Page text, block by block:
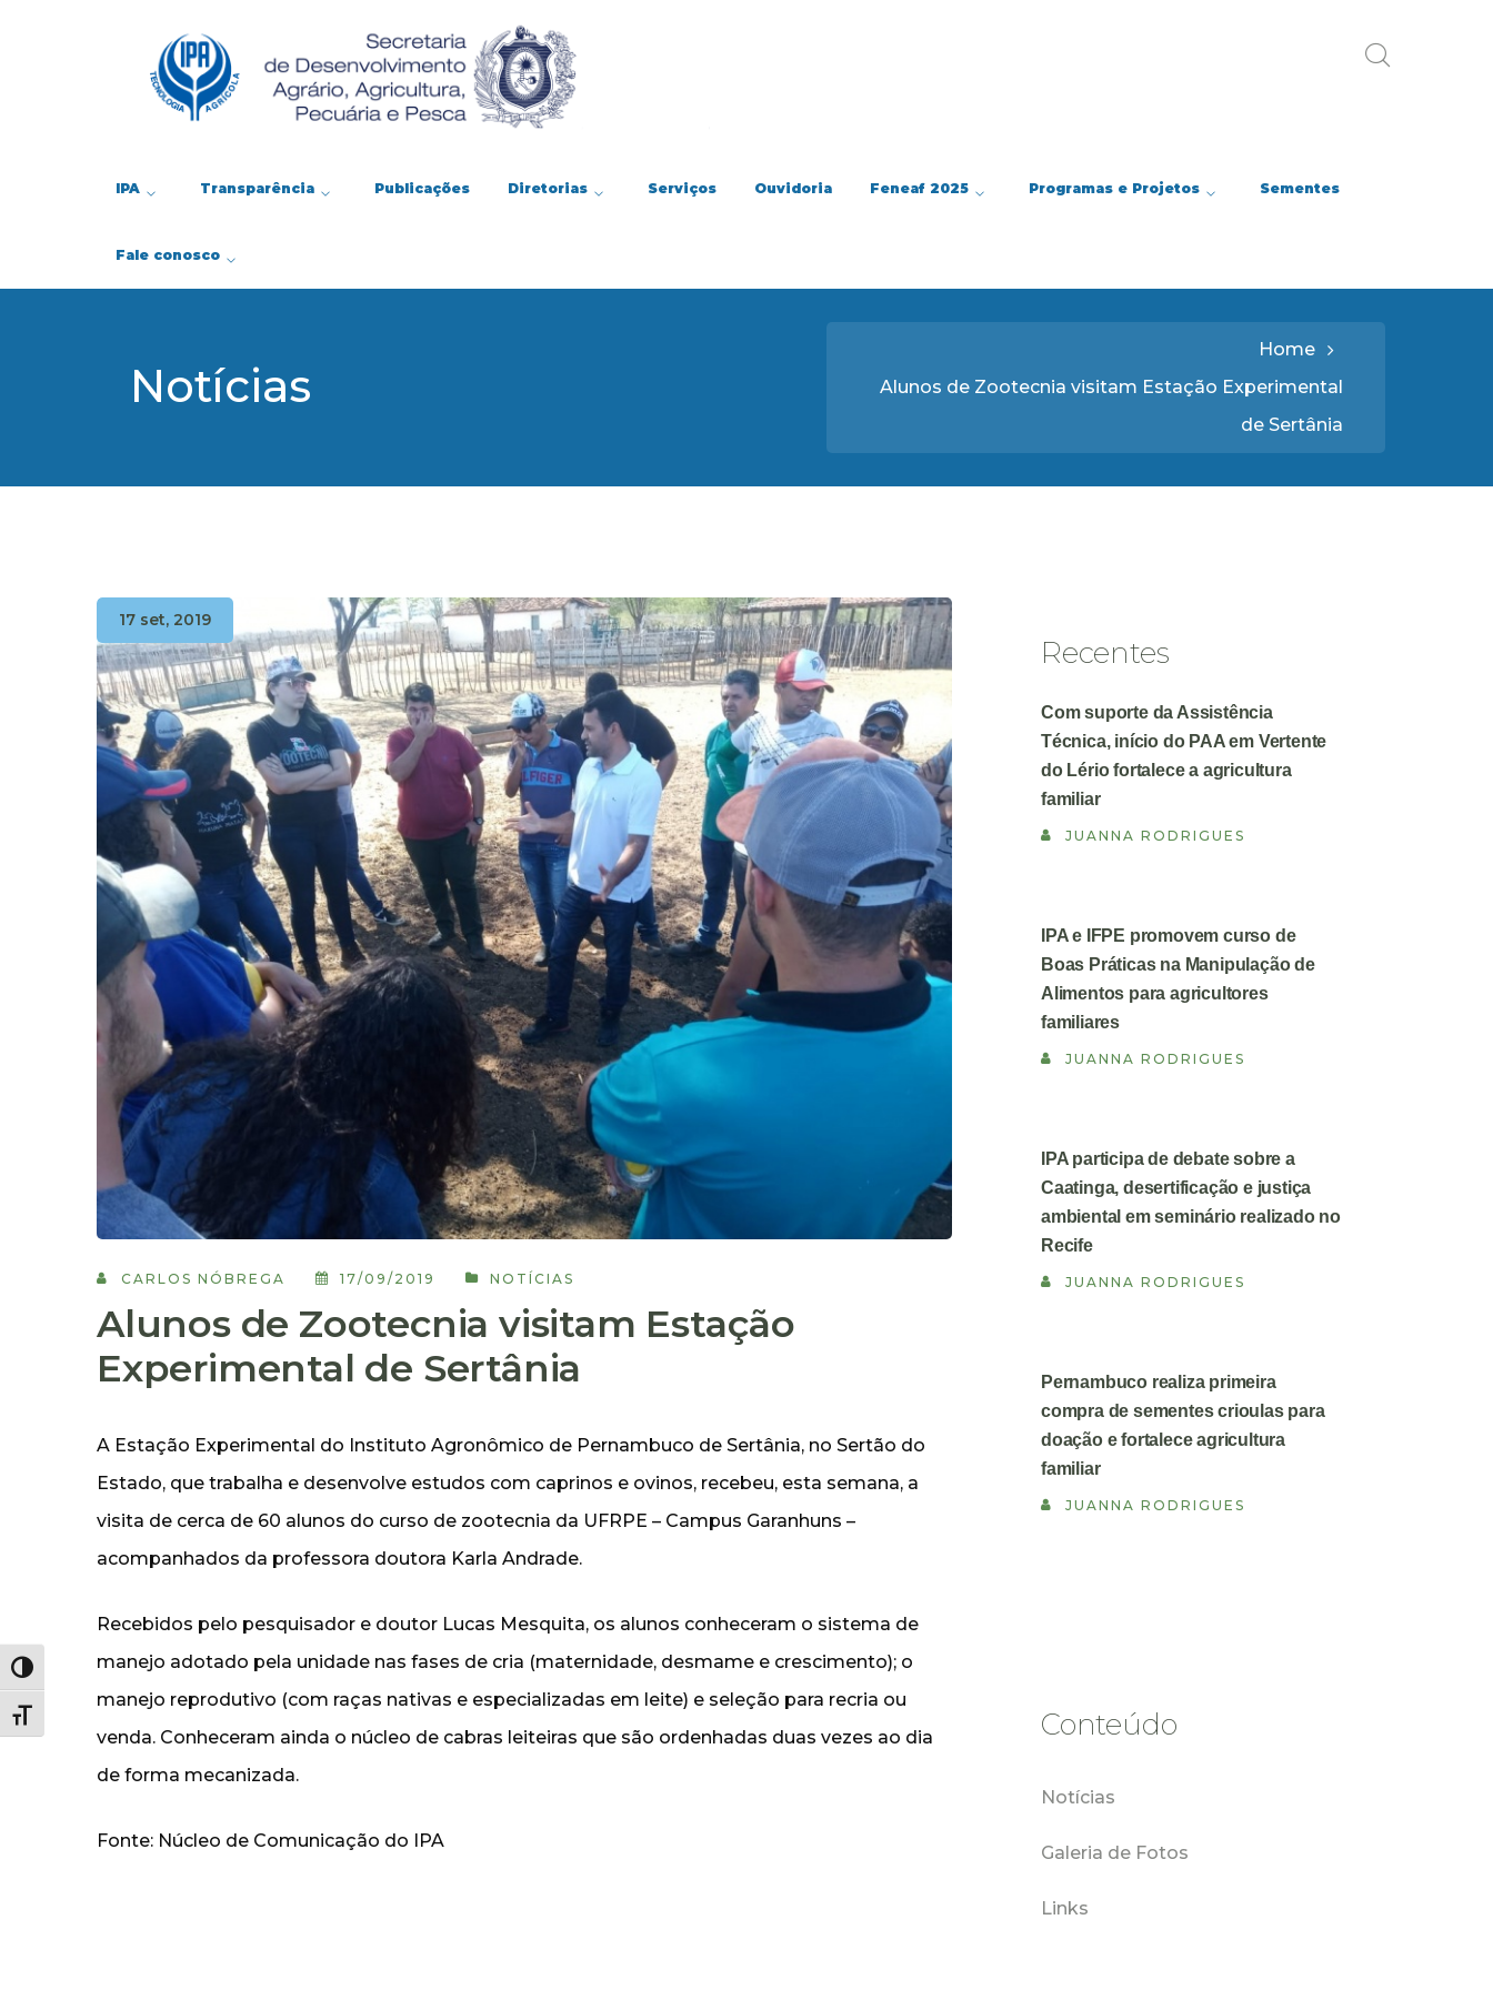
Alternar alto contraste
Alternar tamanho da fonte
IPA Transparência Publicações Diretorias Serviços Ouvidoria Feneaf 2025 Programas e Projetos Sementes
Fale conosco
Notícias
Home
Alunos de Zootecnia visitam Estação Experimental
de Sertânia
17 set, 2019
CARLOS NÓBREGA 17/09/2019 NOTÍCIAS
Alunos de Zootecnia visitam Estação
Experimental de Sertânia
A Estação Experimental do Instituto Agronômico de Pernambuco de Sertânia, no Sertão do
Estado, que trabalha e desenvolve estudos com caprinos e ovinos, recebeu, esta semana, a
visita de cerca de 60 alunos do curso de zootecnia da UFRPE – Campus Garanhuns –
acompanhados da professora doutora Karla Andrade.
Recebidos pelo pesquisador e doutor Lucas Mesquita, os alunos conheceram o sistema de
manejo adotado pela unidade nas fases de cria (maternidade, desmame e crescimento); o
manejo reprodutivo (com raças nativas e especializadas em leite) e seleção para recria ou
venda. Conheceram ainda o núcleo de cabras leiteiras que são ordenhadas duas vezes ao dia
de forma mecanizada.
Fonte: Núcleo de Comunicação do IPA
Recentes
Com suporte da Assistência
Técnica, início do PAA em Vertente
do Lério fortalece a agricultura
familiar
JUANNA RODRIGUES
IPA e IFPE promovem curso de
Boas Práticas na Manipulação de
Alimentos para agricultores
familiares
JUANNA RODRIGUES
IPA participa de debate sobre a
Caatinga, desertificação e justiça
ambiental em seminário realizado no
Recife
JUANNA RODRIGUES
Pernambuco realiza primeira
compra de sementes crioulas para
doação e fortalece agricultura
familiar
JUANNA RODRIGUES
Conteúdo
Notícias
Galeria de Fotos
Links